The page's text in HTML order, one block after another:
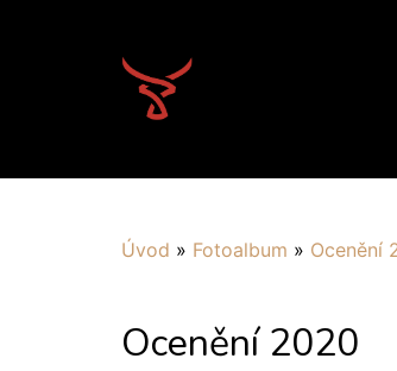
Úvod » Fotoalbum » Ocenění
Ocenění 2020